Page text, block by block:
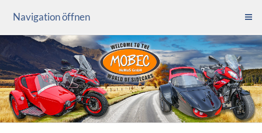
Navigation öffnen